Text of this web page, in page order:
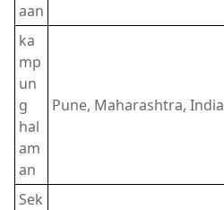
aan
ka
mp
un
g
hal
am
an
Pune, Maharashtra, India
Sek